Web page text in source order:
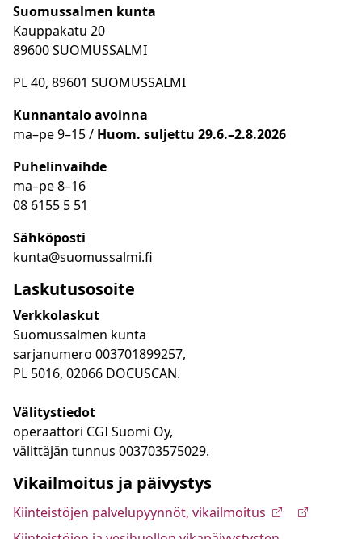
Suomussalmen kunta
Kauppakatu 20
89600 SUOMUSSALMI
PL 40, 89601 SUOMUSSALMI
Kunnantalo avoinna
ma–pe 9–15 / Huom. suljettu 29.6.–2.8.2026
Puhelinvaihde
ma–pe 8–16
08 6155 5 51
Sähköposti
kunta@suomussalmi.fi
Laskutusosoite
Verkkolaskut
Suomussalmen kunta
sarjanumero 003701899257,
PL 5016, 02066 DOCUSCAN.
Välitystiedot
operaattori CGI Suomi Oy,
välittäjän tunnus 003703575029.
Vikailmoitus ja päivystys
Kiinteistöjen palvelupyynnöt, vikailmoitus